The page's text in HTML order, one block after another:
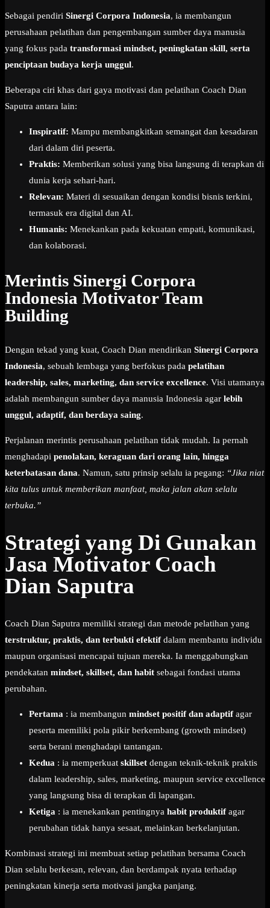
Sebagai pendiri Sinergi Corpora Indonesia, ia membangun
perusahaan pelatihan dan pengembangan sumber daya manusia
yang fokus pada transformasi mindset, peningkatan skill, serta
penciptaan budaya kerja unggul.
Beberapa ciri khas dari gaya motivasi dan pelatihan Coach Dian
Saputra antara lain:
Inspiratif: Mampu membangkitkan semangat dan kesadaran
dari dalam diri peserta.
Praktis: Memberikan solusi yang bisa langsung di terapkan di
dunia kerja sehari-hari.
Relevan: Materi di sesuaikan dengan kondisi bisnis terkini,
termasuk era digital dan AI.
Humanis: Menekankan pada kekuatan empati, komunikasi,
dan kolaborasi.
Merintis Sinergi Corpora
Indonesia Motivator Team
Building
Dengan tekad yang kuat, Coach Dian mendirikan Sinergi Corpora
Indonesia, sebuah lembaga yang berfokus pada pelatihan
leadership, sales, marketing, dan service excellence. Visi utamanya
adalah membangun sumber daya manusia Indonesia agar lebih
unggul, adaptif, dan berdaya saing.
Perjalanan merintis perusahaan pelatihan tidak mudah. Ia pernah
menghadapi penolakan, keraguan dari orang lain, hingga
keterbatasan dana. Namun, satu prinsip selalu ia pegang: “Jika niat
kita tulus untuk memberikan manfaat, maka jalan akan selalu
terbuka.”
Strategi yang Di Gunakan
Jasa Motivator Coach
Dian Saputra
Coach Dian Saputra memiliki strategi dan metode pelatihan yang
terstruktur, praktis, dan terbukti efektifdalam membantu individu
maupun organisasi mencapai tujuan mereka. Ia menggabungkan
pendekatan mindset, skillset, dan habit sebagai fondasi utama
perubahan.
Pertama : ia membangun mindset positif dan adaptifagar
peserta memiliki pola pikir berkembang (growth mindset)
serta berani menghadapi tantangan.
Kedua : ia memperkuat skillset dengan teknik-teknik praktis
dalam leadership, sales, marketing, maupun service excellence
yang langsung bisa di terapkan di lapangan.
Ketiga : ia menekankan pentingnya habit produktifagar
perubahan tidak hanya sesaat, melainkan berkelanjutan.
Kombinasi strategi ini membuat setiap pelatihan bersama Coach
Dian selalu berkesan, relevan, dan berdampak nyata terhadap
peningkatan kinerja serta motivasi jangka panjang.